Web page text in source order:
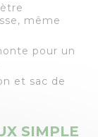
même
pour un
et sac de
SIMPLE